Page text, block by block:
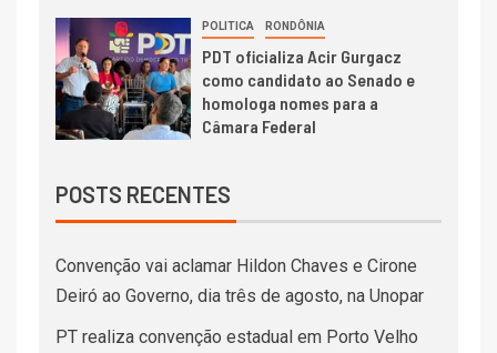
POLITICA RONDÔNIA
PDT oficializa Acir Gurgacz
como candidato ao Senado e
homologa nomes para a
Câmara Federal
POSTS RECENTES
Convenção vai aclamar Hildon Chaves e Cirone
Deiró ao Governo, dia três de agosto, na Unopar
PT realiza convenção estadual em Porto Velho